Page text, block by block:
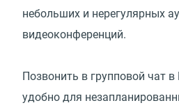
небольших и нерегулярных
видеоконференций.
Позвонить в групповой чат
удобно для